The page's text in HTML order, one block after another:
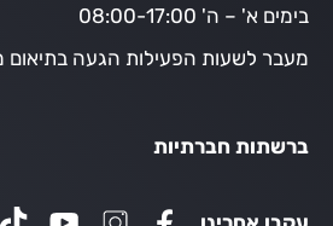
בימים א' – ה' 08:00-17:00
מעבר לשעות הפעילות הגעה
ברשתות חברתיות